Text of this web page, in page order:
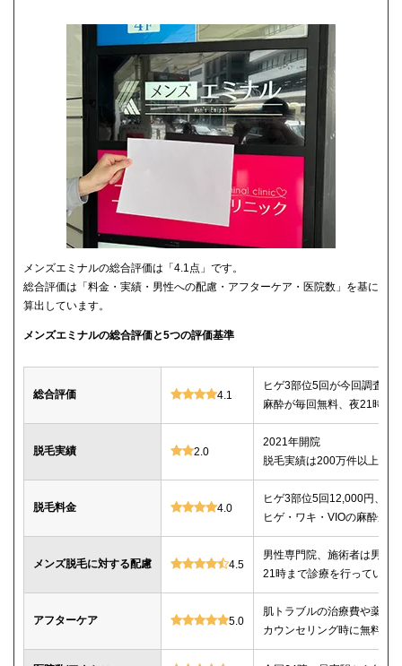
メンズエミナルの総合評価は「4.1点」です。
総合評価は「料金・実績・男性への配慮・アフターケア・医院数」を基に
算出しています。
メンズエミナルの総合評価と5つの評価基準
総合評価 4.1
ヒゲ3部位5回が今回調査し
麻酔が毎回無料、夜21時ま
脱毛実績 2.0
2021年開院
脱毛実績は200万件以上
脱毛料金 4.0
ヒゲ3部位5回12,000円、ヒ
ヒゲ・ワキ・VIOの麻酔が
メンズ脱毛に対する配慮 4.5
男性専門院、施術者は男性
21時まで診療を行っている
アフターケア 5.0
肌トラブルの治療費や薬代
カウンセリング時に無料で